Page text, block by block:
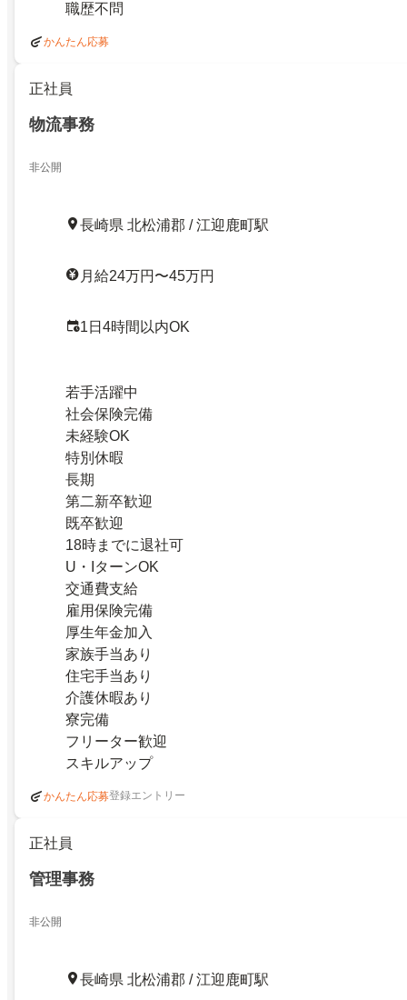
職歴不問
かんたん応募
正社員
物流事務
非公開
長崎県 北松浦郡 / 江迎鹿町駅
月給24万円〜45万円
1日4時間以内OK
若手活躍中
社会保険完備
未経験OK
特別休暇
長期
第二新卒歓迎
既卒歓迎
18時までに退社可
U・IターンOK
交通費支給
雇用保険完備
厚生年金加入
家族手当あり
住宅手当あり
介護休暇あり
寮完備
フリーター歓迎
スキルアップ
かんたん応募登録エントリー
正社員
管理事務
非公開
長崎県 北松浦郡 / 江迎鹿町駅